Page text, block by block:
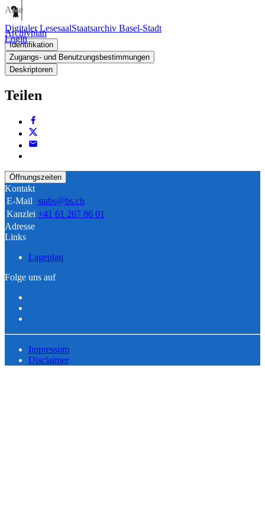
Digitaler LesesaalStaatsarchiv Basel-Stadt
Login
Akte
Archivplan
Identifikation
Zugangs- und Benutzungsbestimmungen
Deskriptoren
Teilen
Öffnungszeiten
Kontakt
E-Mail stabs@bs.ch
Kanzlei +41 61 267 86 01
Adresse
Links
Lageplan
Folge uns auf
Impressum
Disclaimer